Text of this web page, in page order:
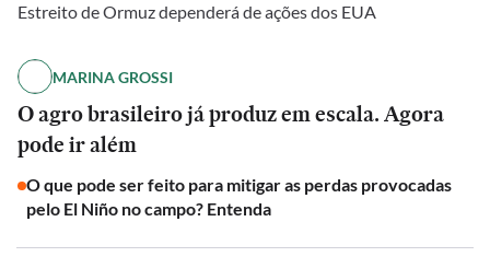
Estreito de Ormuz dependerá de ações dos EUA
MARINA GROSSI
O agro brasileiro já produz em escala. Agora
pode ir além
O que pode ser feito para mitigar as perdas provocadas
pelo El Niño no campo? Entenda